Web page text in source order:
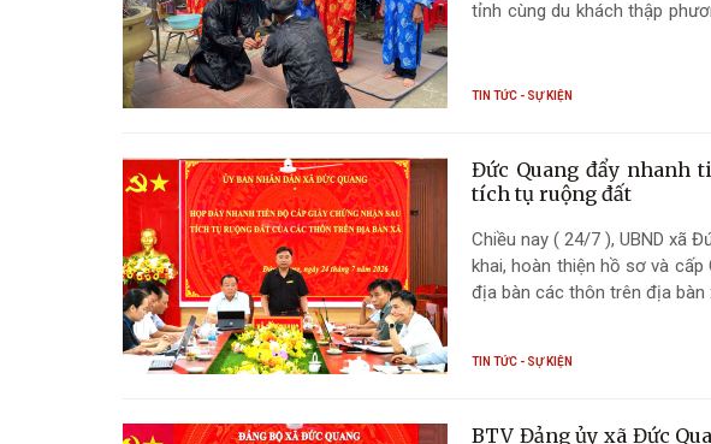
tỉnh cùng du khách thập
TIN TỨC - SỰ KIỆN
Đức Quang đẩy nhanh
tích tụ ruộng đất
Chiều nay ( 24/7 ), UBND xã
khai, hoàn thiện hồ sơ và
địa bàn các thôn trên địa bàn
TIN TỨC - SỰ KIỆN
BTV Đảng ủy xã Đức